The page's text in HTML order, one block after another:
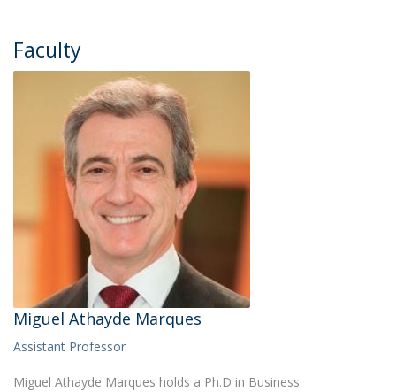
Faculty
Miguel Athayde Marques
Assistant Professor
Miguel Athayde Marques holds a Ph.D in Business